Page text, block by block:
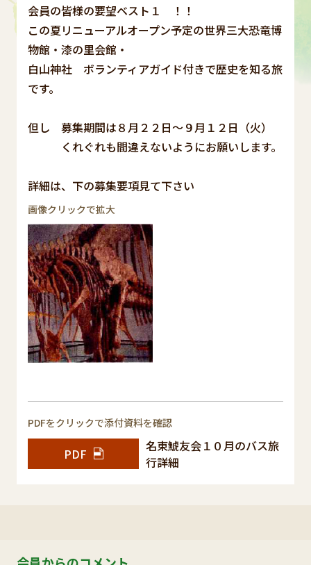
会員の皆様の要望ベスト１ ！！
この夏リニューアルオープン予定の世界三大恐竜博
物館・漆の里会館・
白山神社 ボランティアガイド付きで歴史を知る旅
です。
但し 募集期間は８月２２日～９月１２日（火）
くれぐれも間違えないようにお願いします。
詳細は、下の募集要項見て下さい
画像クリックで拡大
PDFをクリックで添付資料を確認
PDF
名東鯱友会１０月のバス旅
行詳細